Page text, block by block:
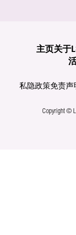
主页关于
私隐政策免责声
Copyright ©